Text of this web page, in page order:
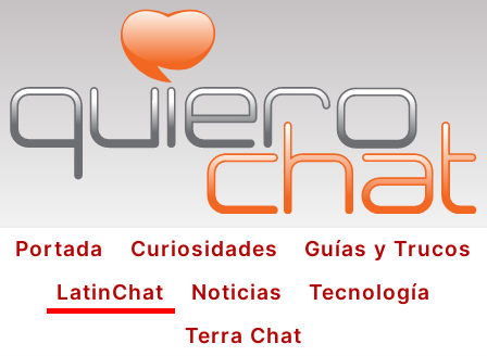
Portada Curiosidades
Guías y Trucos
LatinChat
Noticias
Tecnología
Terra Chat